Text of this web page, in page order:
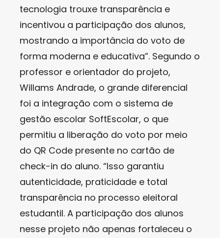
tecnologia trouxe transparência e
incentivou a participação dos alunos,
mostrando a importância do voto de
forma moderna e educativa”. Segundo o
professor e orientador do projeto,
Willams Andrade, o grande diferencial
foi a integração com o sistema de
gestão escolar SoftEscolar, o que
permitiu a liberação do voto por meio
do QR Code presente no cartão de
check-in do aluno. “Isso garantiu
autenticidade, praticidade e total
transparência no processo eleitoral
estudantil. A participação dos alunos
nesse projeto não apenas fortaleceu o